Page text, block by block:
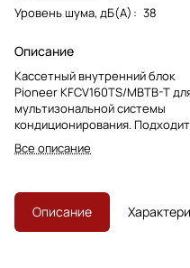
Уровень шума, дБ(А) : 38
Описание
Кассетный внутренний блок
Pioneer KFCV160TS/MBTB-T
мультизональной системы
кондиционирования. Подходит
для потолочного монтажа в
коммерческих и общественных
Все описание
Описание